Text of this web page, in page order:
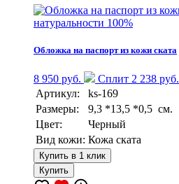
натуральности 100%
Обложка на паспорт из кожи ската
8 950 руб.
Сплит 2 238 руб.
Артикул:
ks-169
Размеры:
9,3 *13,5 *0,5 см.
Цвет:
Черный
Вид кожи: Кожа ската
Купить в 1 клик
Купить